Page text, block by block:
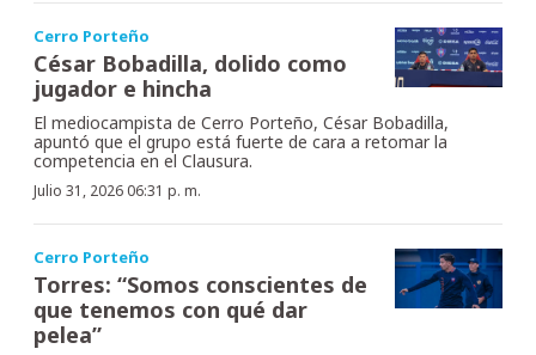
Cerro Porteño
César Bobadilla, dolido como
jugador e hincha
El mediocampista de Cerro Porteño, César Bobadilla,
apuntó que el grupo está fuerte de cara a retomar la
competencia en el Clausura.
Julio 31, 2026 06:31 p. m.
Cerro Porteño
Torres: “Somos conscientes de
que tenemos con qué dar
pelea”